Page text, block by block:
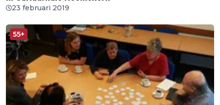
23 februari 2019
55+